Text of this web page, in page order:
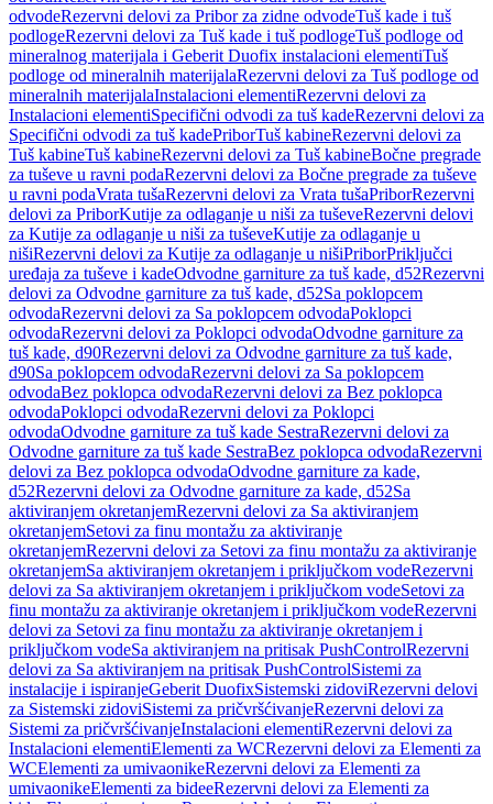
odvodeRezervni delovi za Pribor za zidne odvodeTuš kade i tuš
podlogeRezervni delovi za Tuš kade i tuš podlogeTuš podloge od
mineralnog materijala i Geberit Duofix instalacioni elementiTuš
podloge od mineralnih materijalaRezervni delovi za Tuš podloge od
mineralnih materijalaInstalacioni elementiRezervni delovi za
Instalacioni elementiSpecifični odvodi za tuš kadeRezervni delovi za
Specifični odvodi za tuš kadePriborTuš kabineRezervni delovi za
Tuš kabineTuš kabineRezervni delovi za Tuš kabineBočne pregrade
za tuševe u ravni podaRezervni delovi za Bočne pregrade za tuševe
u ravni podaVrata tušaRezervni delovi za Vrata tušaPriborRezervni
delovi za PriborKutije za odlaganje u niši za tuševeRezervni delovi
za Kutije za odlaganje u niši za tuševeKutije za odlaganje u
nišiRezervni delovi za Kutije za odlaganje u nišiPriborPriključci
uređaja za tuševe i kadeOdvodne garniture za tuš kade, d52Rezervni
delovi za Odvodne garniture za tuš kade, d52Sa poklopcem
odvodaRezervni delovi za Sa poklopcem odvodaPoklopci
odvodaRezervni delovi za Poklopci odvodaOdvodne garniture za
tuš kade, d90Rezervni delovi za Odvodne garniture za tuš kade,
d90Sa poklopcem odvodaRezervni delovi za Sa poklopcem
odvodaBez poklopca odvodaRezervni delovi za Bez poklopca
odvodaPoklopci odvodaRezervni delovi za Poklopci
odvodaOdvodne garniture za tuš kade SestraRezervni delovi za
Odvodne garniture za tuš kade SestraBez poklopca odvodaRezervni
delovi za Bez poklopca odvodaOdvodne garniture za kade,
d52Rezervni delovi za Odvodne garniture za kade, d52Sa
aktiviranjem okretanjemRezervni delovi za Sa aktiviranjem
okretanjemSetovi za finu montažu za aktiviranje
okretanjemRezervni delovi za Setovi za finu montažu za aktiviranje
okretanjemSa aktiviranjem okretanjem i priključkom vodeRezervni
delovi za Sa aktiviranjem okretanjem i priključkom vodeSetovi za
finu montažu za aktiviranje okretanjem i priključkom vodeRezervni
delovi za Setovi za finu montažu za aktiviranje okretanjem i
priključkom vodeSa aktiviranjem na pritisak PushControlRezervni
delovi za Sa aktiviranjem na pritisak PushControlSistemi za
instalacije i ispiranjeGeberit DuofixSistemski zidoviRezervni delovi
za Sistemski zidoviSistemi za pričvršćivanjeRezervni delovi za
Sistemi za pričvršćivanjeInstalacioni elementiRezervni delovi za
Instalacioni elementiElementi za WCRezervni delovi za Elementi za
WCElementi za umivaonikeRezervni delovi za Elementi za
umivaonikeElementi za bideeRezervni delovi za Elementi za